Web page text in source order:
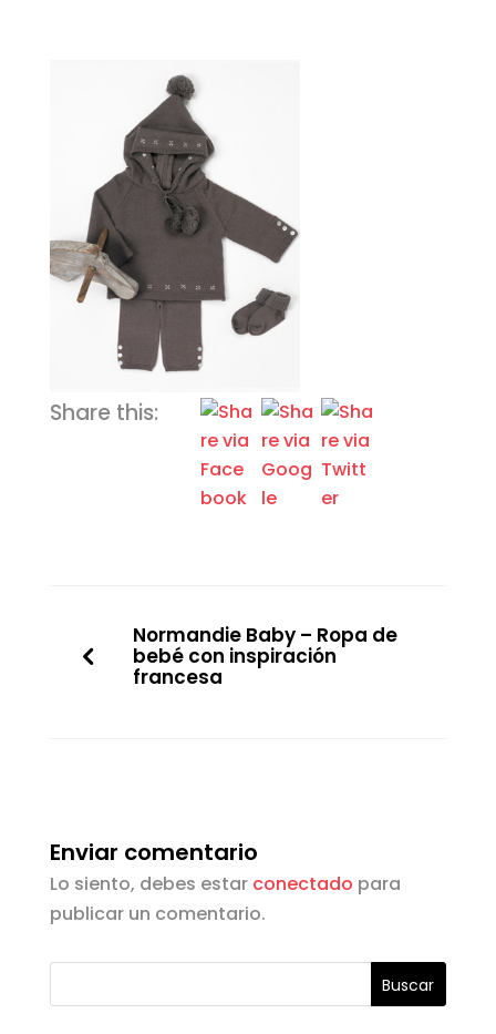
Share this:
Normandie Baby – Ropa de
bebé con inspiración
francesa
Enviar comentario
Lo siento, debes estar conectado para
publicar un comentario.